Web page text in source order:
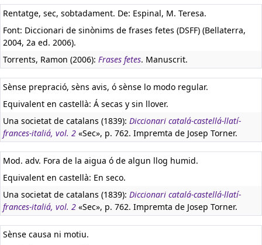
Rentatge, sec, sobtadament. De: Espinal, M. Teresa.
Font: Diccionari de sinònims de frases fetes (DSFF) (Bellaterra,
2004, 2a ed. 2006).
Torrents, Ramon (2006): Frases fetes. Manuscrit.
Sènse prepració, sèns avis, ó sènse lo modo regular.
Equivalent en castellà: Á secas y sin llover.
Una societat de catalans (1839): Diccionari catalá-castellá-llatí-
frances-italiá, vol. 2 «Sec», p. 762. Impremta de Josep Torner.
Mod. adv. Fora de la aigua ó de algun llog humid.
Equivalent en castellà: En seco.
Una societat de catalans (1839): Diccionari catalá-castellá-llatí-
frances-italiá, vol. 2 «Sec», p. 762. Impremta de Josep Torner.
Sènse causa ni motiu.